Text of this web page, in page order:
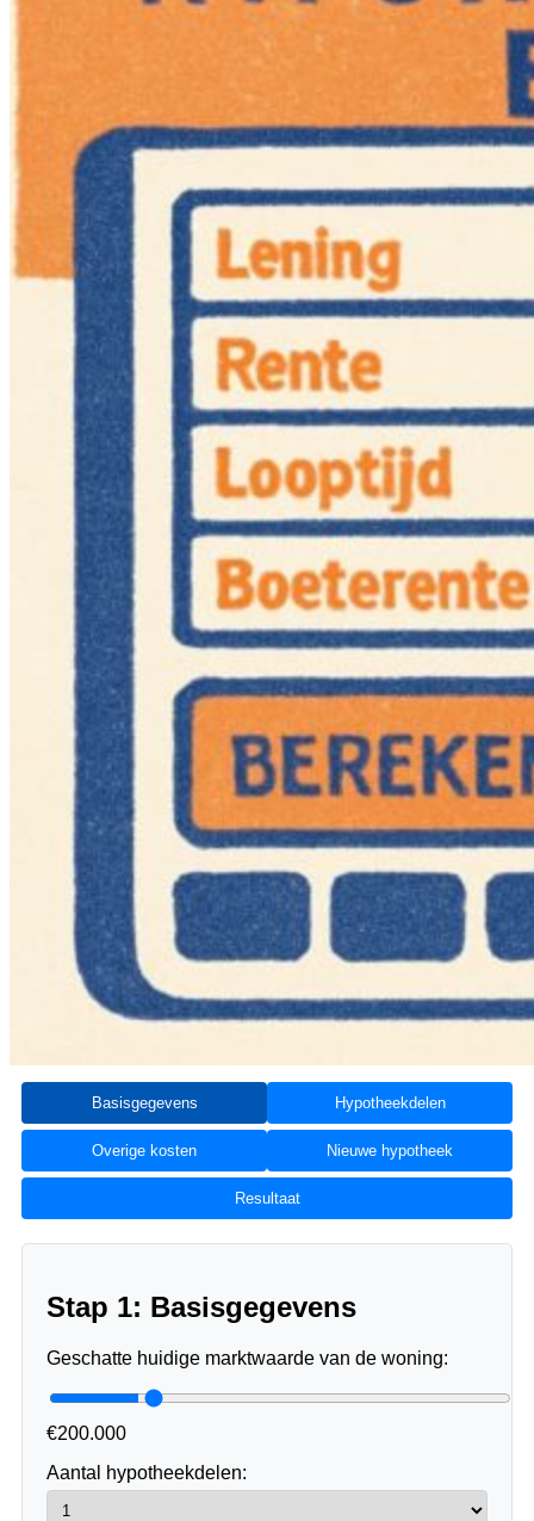
Basisgegevens Hypotheekdelen
Overige kosten Nieuwe hypotheek
Resultaat
Stap 1: Basisgegevens
Geschatte huidige marktwaarde van de woning:
€200.000
Aantal hypotheekdelen: